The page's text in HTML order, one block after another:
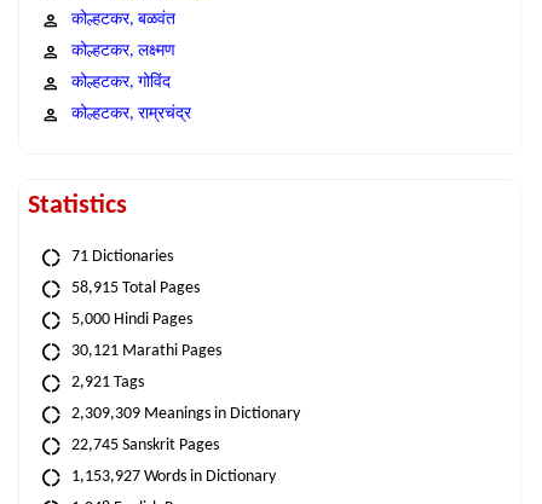
कोल्हटकर, बळवंत
कोल्हटकर, लक्ष्मण
कोल्हटकर, गोविंद
कोल्हटकर, राम्रचंद्र
Statistics
71 Dictionaries
58,915 Total Pages
5,000 Hindi Pages
30,121 Marathi Pages
2,921 Tags
2,309,309 Meanings in Dictionary
22,745 Sanskrit Pages
1,153,927 Words in Dictionary